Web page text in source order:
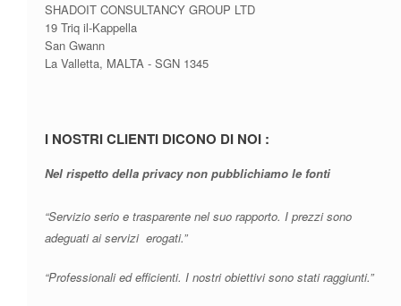
SHADOIT CONSULTANCY GROUP LTD
19 Triq il-Kappella
San Gwann
La Valletta, MALTA - SGN 1345
I NOSTRI CLIENTI DICONO DI NOI :
Nel rispetto della privacy non pubblichiamo le fonti
“Servizio serio e trasparente nel suo rapporto. I prezzi sono
adeguati ai servizi erogati.”
“Professionali ed efficienti. I nostri obiettivi sono stati raggiunti.”